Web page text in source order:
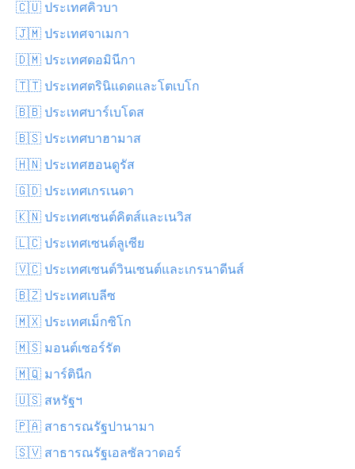
🇨🇺 ประเทศคิวบา
🇯🇲 ประเทศจาเมกา
🇩🇲 ประเทศดอมินีกา
🇹🇹 ประเทศตรินิแดดและโตเบโก
🇧🇧 ประเทศบาร์เบโดส
🇧🇸 ประเทศบาฮามาส
🇭🇳 ประเทศฮอนดูรัส
🇬🇩 ประเทศเกรเนดา
🇰🇳 ประเทศเซนต์คิตส์และเนวิส
🇱🇨 ประเทศเซนต์ลูเซีย
🇻🇨 ประเทศเซนต์วินเซนต์และเกรนาดีนส์
🇧🇿 ประเทศเบลีซ
🇲🇽 ประเทศเม็กซิโก
🇲🇸 มอนต์เซอร์รัต
🇲🇶 มาร์ตินีก
🇺🇸 สหรัฐฯ
🇵🇦 สาธารณรัฐปานามา
🇸🇻 สาธารณรัฐเอลซัลวาดอร์